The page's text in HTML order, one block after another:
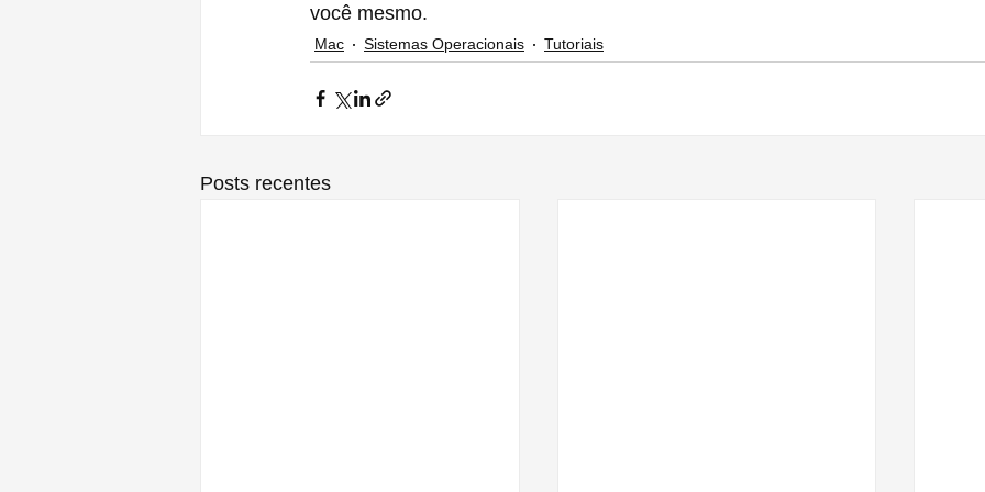
você mesmo.
Mac Sistemas Operacionais Tutoriais
Posts recentes